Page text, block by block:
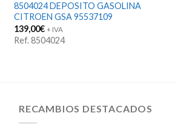
8504024 DEPOSITO GASOLINA
CITROEN GSA 95537109
139,00€ + IVA
Ref. 8504024
RECAMBIOS DESTACADOS